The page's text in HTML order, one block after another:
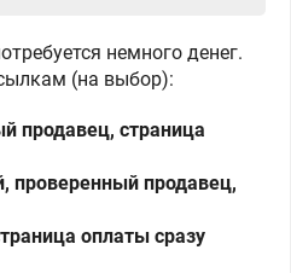
немного денег.
(на выбор):
продавец, страница
проверенный продавец,
оплаты сразу